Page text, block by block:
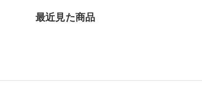
最近見た商品